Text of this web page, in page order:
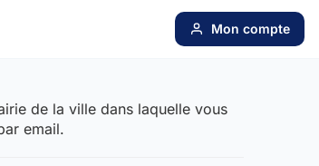
Mon compte
de la ville dans laquelle vous
email.